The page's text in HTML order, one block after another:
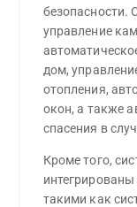
безопасности.
управление
дом,
отопления,
окон, а также
спасения в
Кроме того,
такими как